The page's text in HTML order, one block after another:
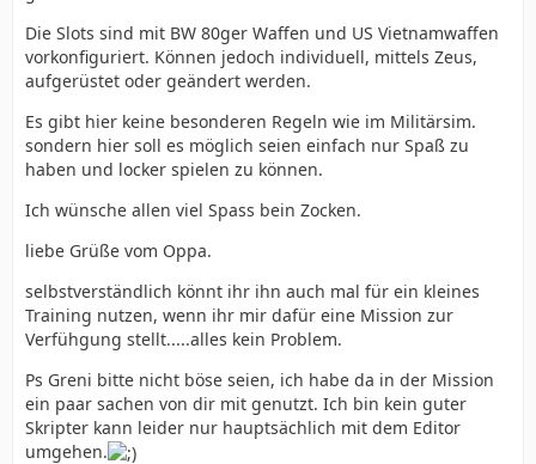
Die Slots sind mit BW 80ger Waffen und US Vietnamwaffen
vorkonfiguriert. Können jedoch individuell, mittels Zeus,
aufgerüstet oder geändert werden.
Es gibt hier keine besonderen Regeln wie im Militärsim.
sondern hier soll es möglich seien einfach nur Spaß zu
haben und locker spielen zu können.
Ich wünsche allen viel Spass bein Zocken.
liebe Grüße vom Oppa.
selbstverständlich könnt ihr ihn auch mal für ein kleines
Training nutzen, wenn ihr mir dafür eine Mission zur
Verfühgung stellt.....alles kein Problem.
Ps Greni bitte nicht böse seien, ich habe da in der Mission
ein paar sachen von dir mit genutzt. Ich bin kein guter
Skripter kann leider nur hauptsächlich mit dem Editor
umgehen.